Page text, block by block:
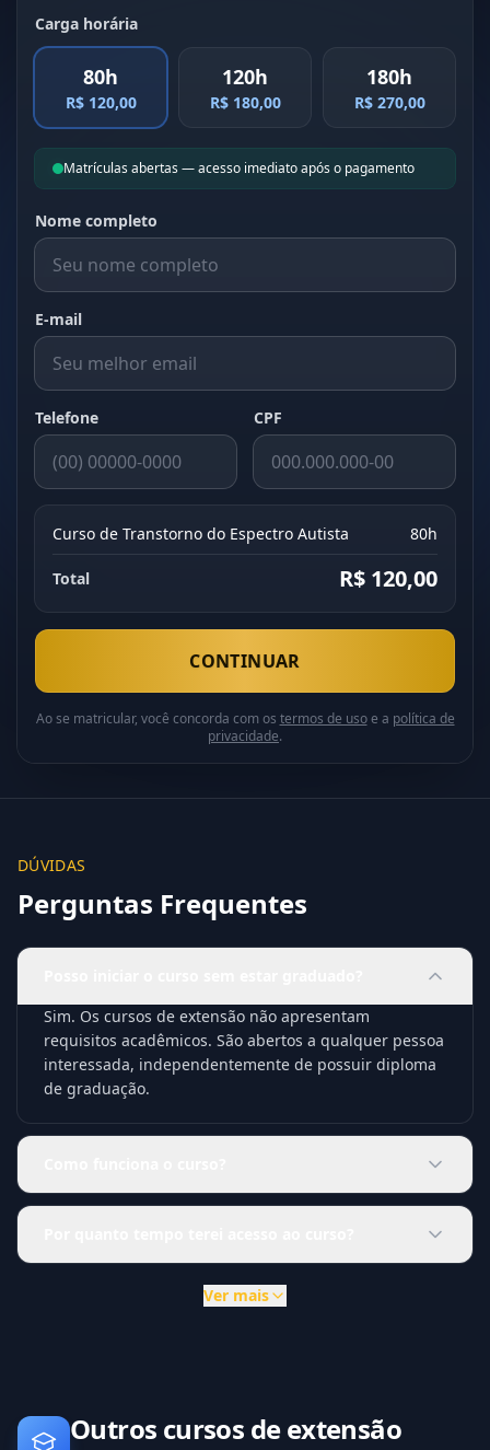
Carga horária
80h
R$ 120,00
120h
R$ 180,00
180h
R$ 270,00
Matrículas abertas — acesso imediato após o pagamento
Nome completo
E-mail
Telefone CPF
Curso de Transtorno do Espectro Autista 80h
Total R$ 120,00
CONTINUAR
Ao se matricular, você concorda com os termos de usoe a política de
privacidade.
DÚVIDAS
Perguntas Frequentes
Sim. Os cursos de extensão não apresentam
requisitos acadêmicos. São abertos a qualquer pessoa
interessada, independentemente de possuir diploma
de graduação.
Ver mais
Outros cursos de extensão